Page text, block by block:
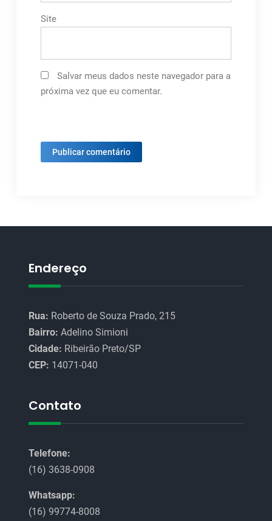
Site
Salvar meus dados neste navegador para a
próxima vez que eu comentar.
Endereço
Rua: Roberto de Souza Prado, 215
Bairro: Adelino Simioni
Cidade: Ribeirão Preto/SP
CEP: 14071-040
Contato
Telefone:
(16) 3638-0908
Whatsapp:
(16) 99774-8008